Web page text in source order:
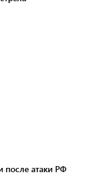
после атаки РФ